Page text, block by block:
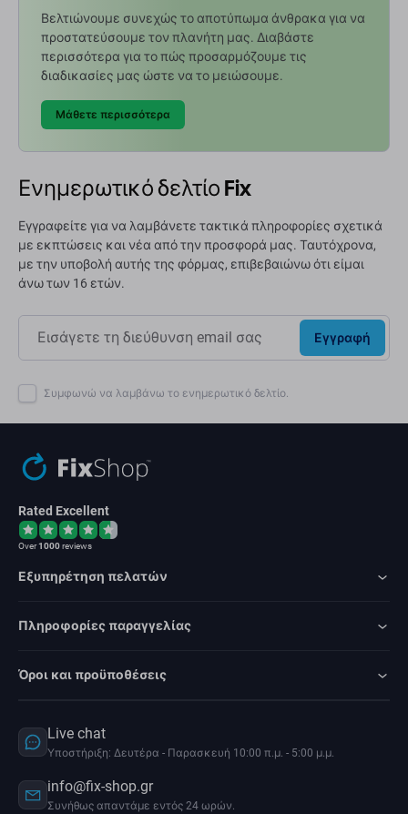
Βελτιώνουμε συνεχώς το αποτύπωμα άνθρακα για να
προστατεύσουμε τον πλανήτη μας. Διαβάστε
περισσότερα για το πώς προσαρμόζουμε τις
διαδικασίες μας ώστε να το μειώσουμε.
Μάθετε περισσότερα
Ενημερωτικό δελτίο Fix
Εγγραφείτε για να λαμβάνετε τακτικά πληροφορίες σχετικά
με εκπτώσεις και νέα από την προσφορά μας. Ταυτόχρονα,
με την υποβολή αυτής της φόρμας, επιβεβαιώνω ότι είμαι
άνω των 16 ετών.
Εγγραφή
Συμφωνώ να λαμβάνω το ενημερωτικό δελτίο.
Rated Excellent
Over1000reviews
Εξυπηρέτηση πελατών
Πληροφορίες παραγγελίας
Όροι και προϋποθέσεις
Live chat
Υποστήριξη: Δευτέρα - Παρασκευή 10:00 π.μ. - 5:00 μ.μ.
info@fix-shop.gr
Συνήθως απαντάμε εντός 24 ωρών.